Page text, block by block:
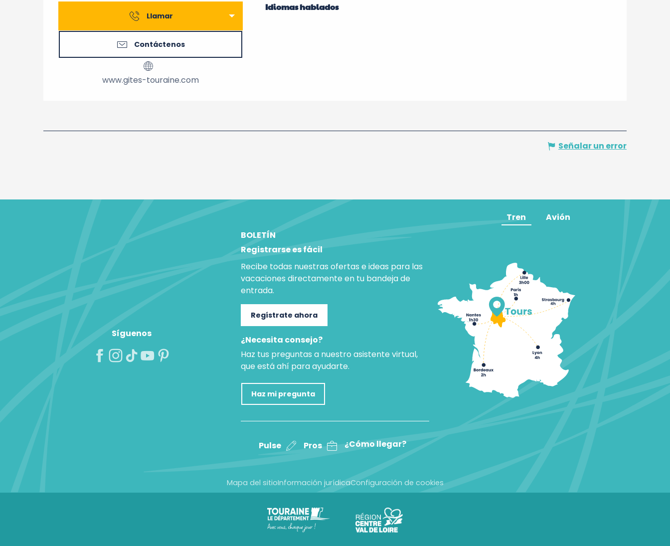
Llamar
Contáctenos
www.gites-touraine.com
Idiomas hablados
Idiomas hablados
Señalar un error
Síguenos
BOLETÍN
Registrarse es fácil
Recibe todas nuestras ofertas e ideas para las
vacaciones directamente en tu bandeja de
entrada.
Regístrate ahora
¿Necesita consejo?
Haz tus preguntas a nuestro asistente virtual,
que está ahí para ayudarte.
Haz mi pregunta
Pulse Pros ¿Cómo llegar?
Tren Avión
Mapa del sitioInformación jurídicaConfiguración de cookies